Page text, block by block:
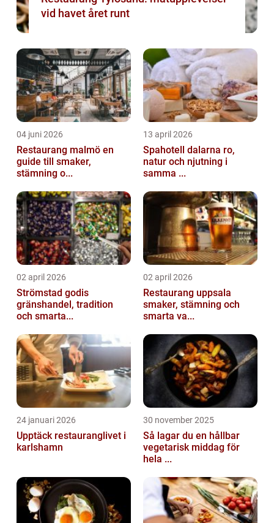
vid havet året runt
04 juni 2026
Restaurang malmö en
guide till smaker,
stämning o...
13 april 2026
Spahotell dalarna ro,
natur och njutning i
samma ...
02 april 2026
Strömstad godis
gränshandel, tradition
och smarta...
02 april 2026
Restaurang uppsala
smaker, stämning och
smarta va...
24 januari 2026
Upptäck restauranglivet i
karlshamn
30 november 2025
Så lagar du en hållbar
vegetarisk middag för
hela ...